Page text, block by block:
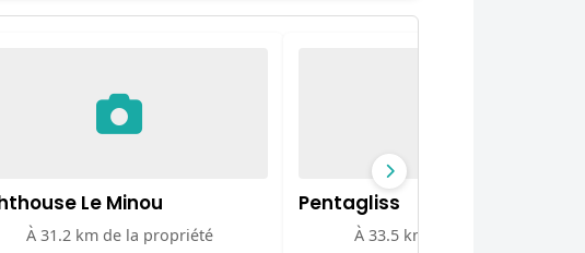
Le Minou
À 31.2 km de la propriété
Pentagliss
À 33.5 km de la propriété